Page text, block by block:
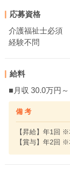
応募資格
介護福祉士必須
経験不問
給料
■月収 30.0万円～
備 考
【昇給】年1回
【賞与】年2回